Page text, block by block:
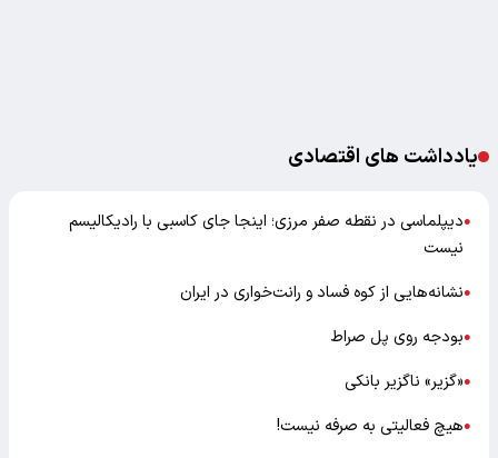
یادداشت های اقتصادی
●دیپلماسی در نقطه صفر مرزی؛ اینجا جای کاسبی با رادیکالیسم
نیست
●نشانه‌هایی از کوه فساد و رانت‌خواری در ایران
●بودجه روی پل صراط
●«گزیر» ناگزیر بانکی
●هیچ فعالیتی به صرفه نیست!